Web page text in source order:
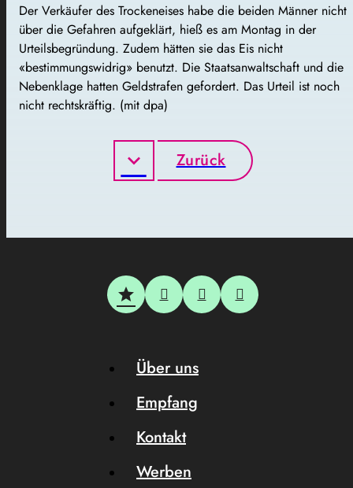
Der Verkäufer des Trockeneises habe die beiden Männer nicht
über die Gefahren aufgeklärt, hieß es am Montag in der
Urteilsbegründung. Zudem hätten sie das Eis nicht
«bestimmungswidrig» benutzt. Die Staatsanwaltschaft und die
Nebenklage hatten Geldstrafen gefordert. Das Urteil ist noch
nicht rechtskräftig. (mit dpa)
Zurück
Über uns
Empfang
Kontakt
Werben